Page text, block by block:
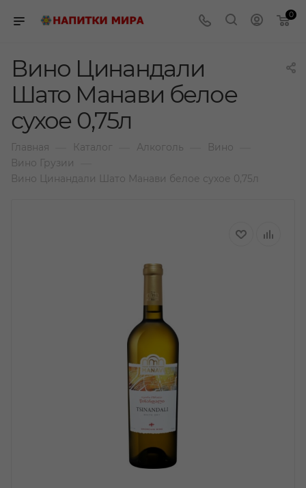
0
Вино Цинандали
Шато Манави белое
сухое 0,75л
Главная Каталог Алкоголь Вино
Вино Грузии
Вино Цинандали Шато Манави белое сухое 0,75л